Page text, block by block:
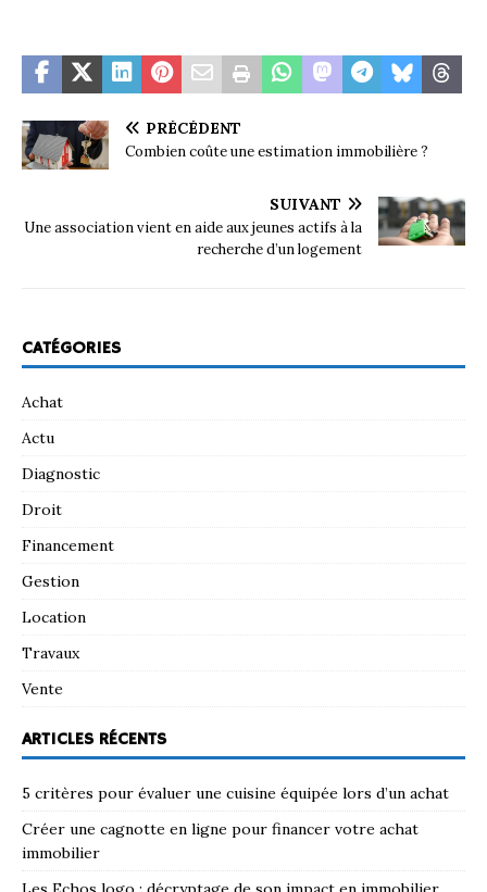
PRÉCÉDENT
Combien coûte une estimation immobilière ?
SUIVANT
Une association vient en aide aux jeunes actifs à la
recherche d’un logement
CATÉGORIES
Achat
Actu
Diagnostic
Droit
Financement
Gestion
Location
Travaux
Vente
ARTICLES RÉCENTS
5 critères pour évaluer une cuisine équipée lors d’un achat
Créer une cagnotte en ligne pour financer votre achat
immobilier